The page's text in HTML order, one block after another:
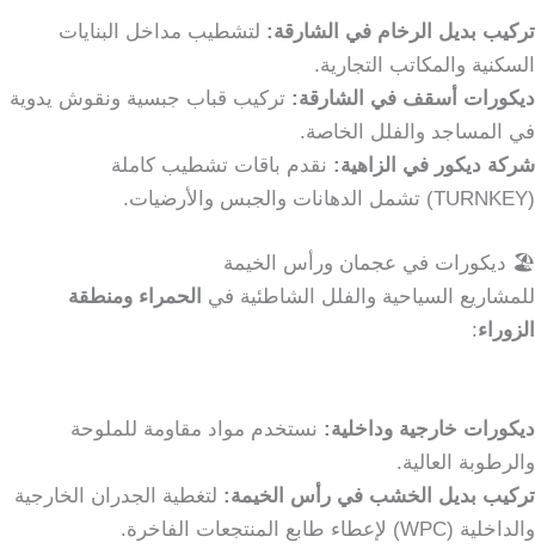
تركيب بديل الرخام في الشارقة: لتشطيب مداخل البنايات
السكنية والمكاتب التجارية.
ديكورات أسقف في الشارقة: تركيب قباب جبسية ونقوش يدوية
في المساجد والفلل الخاصة.
شركة ديكور في الزاهية: نقدم باقات تشطيب كاملة
(TURNKEY) تشمل الدهانات والجبس والأرضيات.
🏖️ ديكورات في عجمان ورأس الخيمة
للمشاريع السياحية والفلل الشاطئية في الحمراء ومنطقة
الزوراء:
ديكورات خارجية وداخلية: نستخدم مواد مقاومة للملوحة
والرطوبة العالية.
تركيب بديل الخشب في رأس الخيمة: لتغطية الجدران الخارجية
والداخلية (WPC) لإعطاء طابع المنتجعات الفاخرة.